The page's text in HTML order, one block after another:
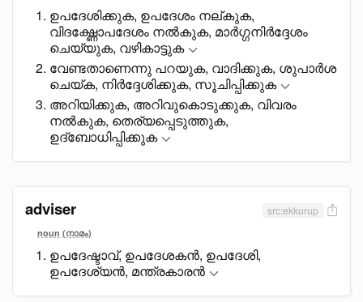
ഉപദേശിക്കുക, ഉപദേശം നല്കുക,
വിദഗ്ദ്ധോപദേശം നൽകുക, മാർഗ്ഗനിർദ്ദേശം
ചെയ്യുക, വഴികാട്ടുക
വേണ്ടതാണെന്നു പറയുക, വാദിക്കുക, ശുപാർശ
ചെയ്ക, നിർദ്ദേശിക്കുക, സൂചിപ്പിക്കുക
അറിയിക്കുക, അറിവുകൊടുക്കുക, വിവരം
നൽകുക, തെര്യപ്പെടുത്തുക,
ഉദ്ബോധിപ്പിക്കുക
adviser src:ekkurup
noun (നാമം)
ഉപദേഷ്ടാവ്, ഉപദേശകൻ, ഉപദേശി,
ഉപദേശ്യൻ, മന്ത്രകാരൻ